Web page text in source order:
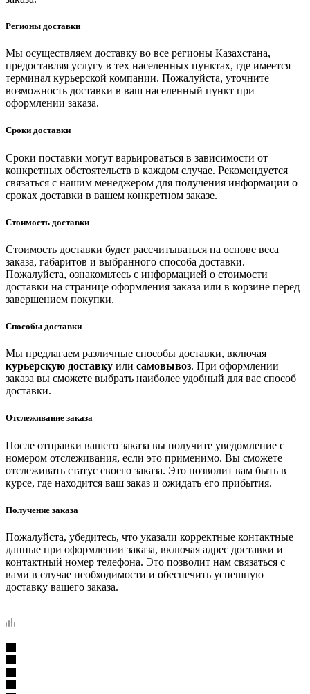
Регионы доставки
Мы осуществляем доставку во все регионы Казахстана,
предоставляя услугу в тех населенных пунктах, где имеется
терминал курьерской компании. Пожалуйста, уточните
возможность доставки в ваш населенный пункт при
оформлении заказа.
Сроки доставки
Сроки поставки могут варьироваться в зависимости от
конкретных обстоятельств в каждом случае. Рекомендуется
связаться с нашим менеджером для получения информации о
сроках доставки в вашем конкретном заказе.
Стоимость доставки
Стоимость доставки будет рассчитываться на основе веса
заказа, габаритов и выбранного способа доставки.
Пожалуйста, ознакомьтесь с информацией о стоимости
доставки на странице оформления заказа или в корзине перед
завершением покупки.
Способы доставки
Мы предлагаем различные способы доставки, включая
курьерскую доставку или самовывоз. При оформлении
заказа вы сможете выбрать наиболее удобный для вас способ
доставки.
Отслеживание заказа
После отправки вашего заказа вы получите уведомление с
номером отслеживания, если это применимо. Вы сможете
отслеживать статус своего заказа. Это позволит вам быть в
курсе, где находится ваш заказ и ожидать его прибытия.
Получение заказа
Пожалуйста, убедитесь, что указали корректные контактные
данные при оформлении заказа, включая адрес доставки и
контактный номер телефона. Это позволит нам связаться с
вами в случае необходимости и обеспечить успешную
доставку вашего заказа.